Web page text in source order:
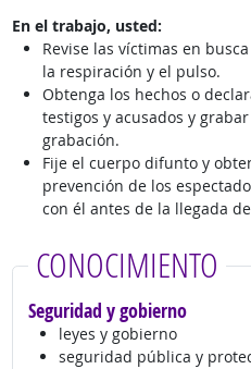
En el trabajo, usted:
Revise las víctimas en
la respiración y el pulso.
Obtenga los hechos o
testigos y acusados y
grabación.
Fije el cuerpo difunto y
prevención de los
con él antes de la llegada
CONOCIMIENTO
Seguridad y gobierno
leyes y gobierno
seguridad pública y